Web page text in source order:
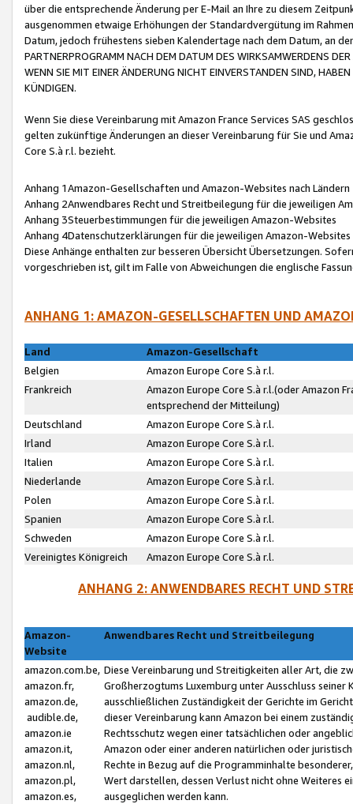
über die entsprechende Änderung per E-Mail an Ihre zu diesem
ausgenommen etwaige Erhöhungen der Standardvergütung im
Datum, jedoch frühestens sieben Kalendertage nach dem Datum, an
PARTNERPROGRAMM NACH DEM DATUM DES WIRKSAMWERDENS
WENN SIE MIT EINER ÄNDERUNG NICHT EINVERSTANDEN SIND,
KÜNDIGEN.
Wenn Sie diese Vereinbarung mit Amazon France Services SAS
gelten zukünftige Änderungen an dieser Vereinbarung für Sie und
Core S.à r.l. bezieht.
Anhang 1Amazon-Gesellschaften und Amazon-Websites nach Ländern
Anhang 2Anwendbares Recht und Streitbeilegung für die jeweiligen
Anhang 3Steuerbestimmungen für die jeweiligen Amazon-Websites
Anhang 4Datenschutzerklärungen für die jeweiligen Amazon-Websites
Diese Anhänge enthalten zur besseren Übersicht Übersetzungen.
vorgeschrieben ist, gilt im Falle von Abweichungen die englische
ANHANG 1: AMAZON-GESELLSCHAFTEN UND
Land
Amazon-Gesellschaft
Belgien
Amazon Europe Core S.à r.l.
Frankreich
Amazon Europe Core S.à r.l.(oder Amazon
entsprechend der Mitteilung)
Deutschland
Amazon Europe Core S.à r.l.
Irland
Amazon Europe Core S.à r.l.
Italien
Amazon Europe Core S.à r.l.
Niederlande
Amazon Europe Core S.à r.l.
Polen
Amazon Europe Core S.à r.l.
Spanien
Amazon Europe Core S.à r.l.
Schweden
Amazon Europe Core S.à r.l.
Vereinigtes Königreich
Amazon Europe Core S.à r.l.
ANHANG 2: ANWENDBARES RECHT UND
Amazon-
Website
Anwendbares Recht und Streitbeilegung
amazon.com.be,
amazon.fr,
amazon.de,
audible.de,
amazon.ie
amazon.it,
amazon.nl,
amazon.pl,
amazon.es,
Diese Vereinbarung und Streitigkeiten aller Art, die
Großherzogtums Luxemburg unter Ausschluss
ausschließlichen Zuständigkeit der Gerichte im
dieser Vereinbarung kann Amazon bei einem
Rechtsschutz wegen einer tatsächlichen oder
Amazon oder einer anderen natürlichen oder
Rechte in Bezug auf die Programminhalte
Wert darstellen, dessen Verlust nicht ohne Weiteres
ausgeglichen werden kann.